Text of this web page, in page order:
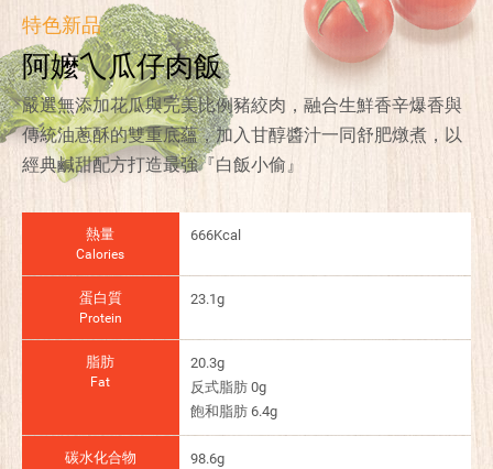
特色新品
阿嬤乀瓜仔肉飯
嚴選無添加花瓜與完美比例豬絞肉，融合生鮮香辛爆香與
傳統油蔥酥的雙重底蘊，加入甘醇醬汁一同舒肥燉煮，以
經典鹹甜配方打造最強『白飯小偷』
熱量
Calories
666Kcal
蛋白質
Protein
23.1g
脂肪
Fat
20.3g
反式脂肪 0g
飽和脂肪 6.4g
碳水化合物 98.6g